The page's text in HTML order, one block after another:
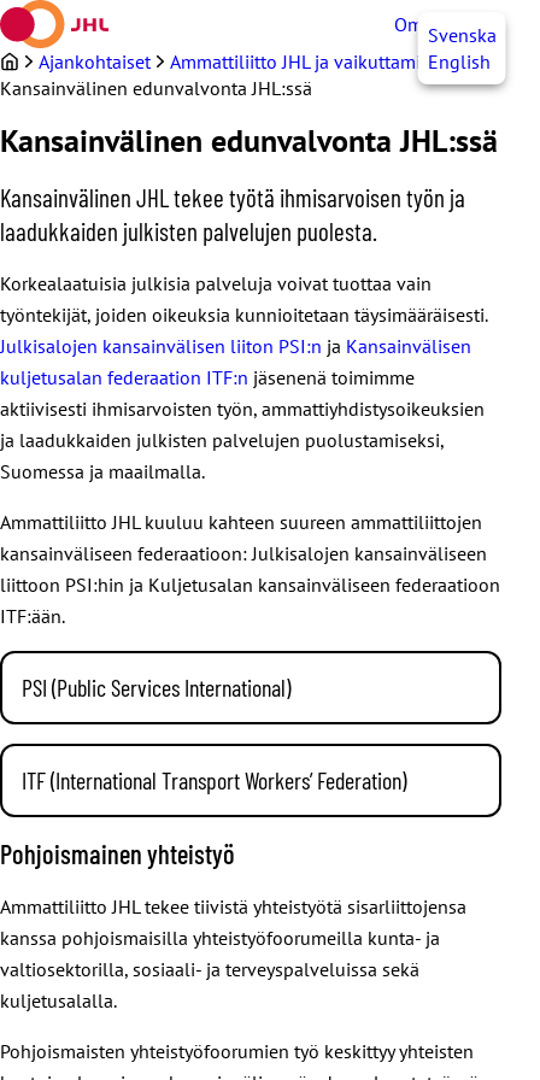
Siirry
sisältöön
OmaJHLSvenska
English
Ajankohtaiset
Ammattiliitto JHL ja vaikuttaminen
Kansainvälinen edunvalvonta JHL:ssä
Kansainvälinen edunvalvonta JHL:ssä
Kansainvälinen JHL tekee työtä ihmisarvoisen työn ja
laadukkaiden julkisten palvelujen puolesta.
Korkealaatuisia julkisia palveluja voivat tuottaa vain
työntekijät, joiden oikeuksia kunnioitetaan täysimääräisesti.
Julkisalojen kansainvälisen liiton PSI:n ja Kansainvälisen
kuljetusalan federaation ITF:n jäsenenä toimimme
aktiivisesti ihmisarvoisten työn, ammattiyhdistysoikeuksien
ja laadukkaiden julkisten palvelujen puolustamiseksi,
Suomessa ja maailmalla.
Ammattiliitto JHL kuuluu kahteen suureen ammattiliittojen
kansainväliseen federaatioon: Julkisalojen kansainväliseen
liittoon PSI:hin ja Kuljetusalan kansainväliseen federaatioon
ITF:ään.
PSI (Public Services International)
PSI (Public Services International)kokoaa yhteen 700
julkisen alan ammattiliittoa 163 maasta. Henkilöjäseniä on
kaikkiaan yli 30 miljoonaa. PSI:n keskustoimisto sijaitsee
kansainvälisten järjestöjen politiikkaan
Yhdistyneet kansakunnat YK
Kansainvälinen työjärjestö ILO
kehityspankit
ITF (International Transport Workers’ Federation)
muodostaa noin 700 kuljetusalan ammattiliittoa 150
Keskustoimisto sijaitsee Lontoossa.
JHL on ITF:n jäsenliitto noin 6 000 alalla työskentelevän
jäsenen osalta. Liitto osallistuu ITF:n toimintaan siltä osin
henkilöstön edunvalvontaa.
Pohjoismainen yhteistyö
Ammattiliitto JHL tekee tiivistä yhteistyötä sisarliittojensa
kanssa pohjoismaisilla yhteistyöfoorumeilla kunta- ja
valtiosektorilla, sosiaali- ja terveyspalveluissa sekä
kuljetusalalla.
Pohjoismaisten yhteistyöfoorumien työ keskittyy yhteisten